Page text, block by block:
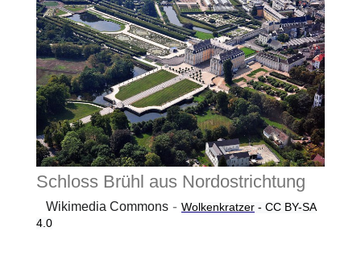
Schloss Brühl aus Nordostrichtung
Wikimedia Commons - Wolkenkratzer - CC BY-SA
4.0